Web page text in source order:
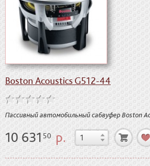
Boston Acoustics G512-44
Пассивный автомобильный сабвуфер Boston
10 631 50р.